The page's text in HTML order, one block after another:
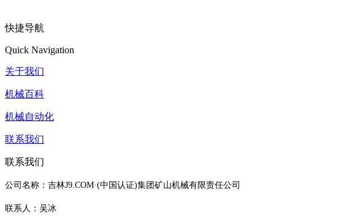
快捷导航
Quick Navigation
关于我们
机械百科
机械自动化
联系我们
联系我们
公司名称：吉林J9.COM·(中国认证)集团矿山机械有限责任公司
联系人：吴冰